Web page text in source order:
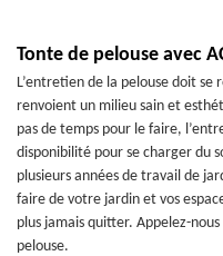
Tonte de pelouse avec
L’entretien de la pelouse doit
renvoient un milieu sain et
pas de temps pour le faire,
disponibilité pour se charger du
plusieurs années de travail de
faire de votre jardin et vos
plus jamais quitter. Appelez-
pelouse.